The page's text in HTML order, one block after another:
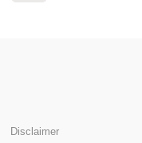
Disclaimer